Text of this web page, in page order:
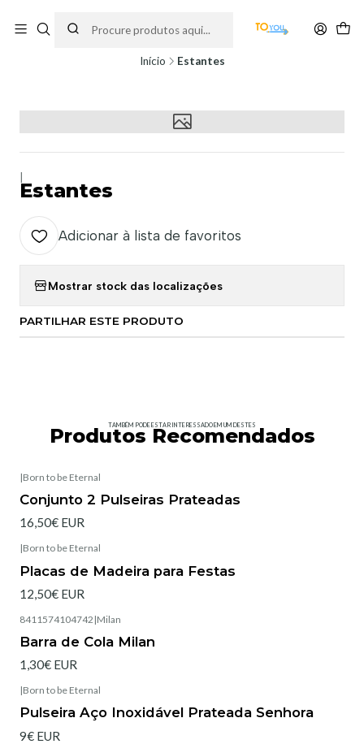
partir do dia 11 de Agosto, às 10H.
Início Estantes
Estantes
Adicionar à lista de favoritos
Mostrar stock das localizações
PARTILHAR ESTE PRODUTO
TAMBÉM PODE ESTAR INTERESSADO EM UM DESTES
Produtos Recomendados
|Born to be Eternal
Conjunto 2 Pulseiras Prateadas
16,50€ EUR
|Born to be Eternal
Placas de Madeira para Festas
12,50€ EUR
8411574104742 |Milan
Barra de Cola Milan
1,30€ EUR
|Born to be Eternal
Pulseira Aço Inoxidável Prateada Senhora
9€ EUR